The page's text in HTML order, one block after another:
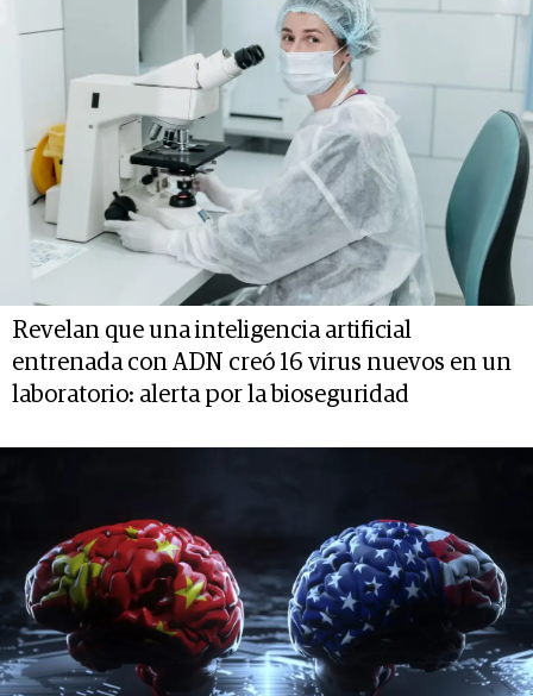
Revelan que una inteligencia artificial
entrenada con ADN creó 16 virus nuevos en un
laboratorio: alerta por la bioseguridad